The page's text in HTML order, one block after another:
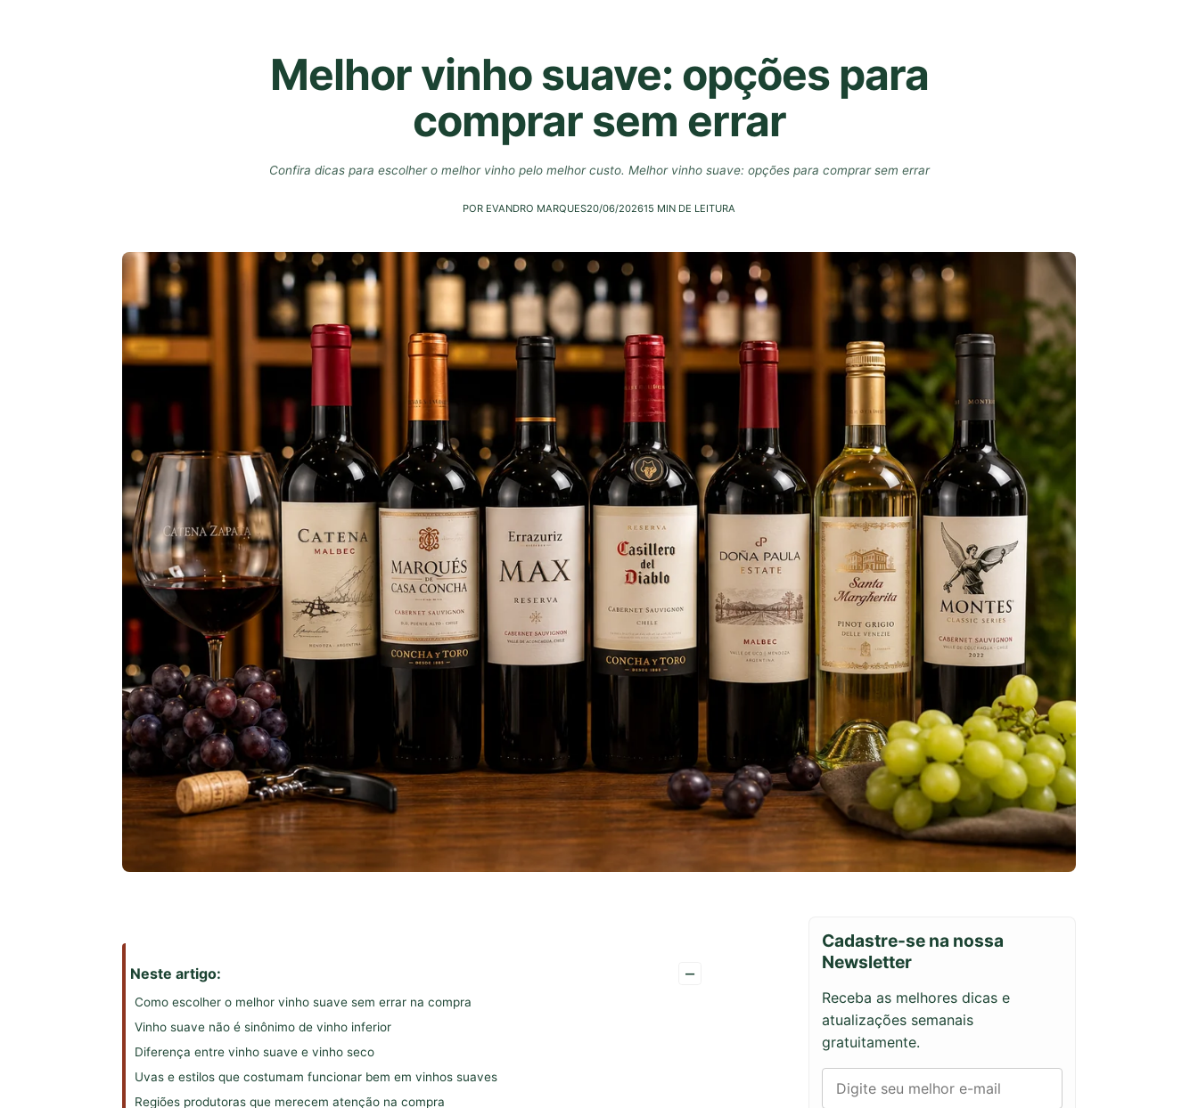
Melhor vinho suave: opções para
comprar sem errar
Confira dicas para escolher o melhor vinho pelo melhor custo. Melhor vinho suave: opções para comprar sem errar
POR EVANDRO MARQUES20/06/202615 MIN DE LEITURA
Neste artigo: –
Como escolher o melhor vinho suave sem errar na compra
Vinho suave não é sinônimo de vinho inferior
Diferença entre vinho suave e vinho seco
Uvas e estilos que costumam funcionar bem em vinhos suaves
Regiões produtoras que merecem atenção na compra
Cadastre-se na nossa
Newsletter
Receba as melhores dicas e
atualizações semanais
gratuitamente.